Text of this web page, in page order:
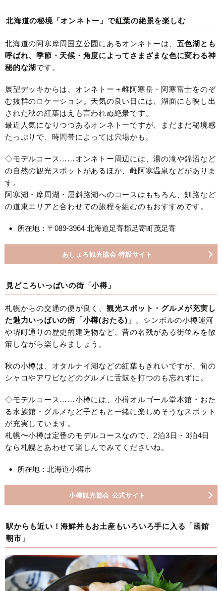
北海道の秘境「オンネトー」で紅葉の絶景を楽しむ
北海道の阿寒摩周国立公園にあるオンネトーは、 五色湖とも
呼ばれ、季節・天候・角度によってさまざまな色に変わる神
秘的な湖 です。
展望デッキからは、オンネトー＋雌阿寒岳・阿寒富士をのぞ
む抜群のロケーション。天気の良い日には、湖面にも映し出
された秋の紅葉はえも言われぬ絶景です。
最近人気になりつつあるオンネトーですが、まだまだ秘境感
たっぷりで、時間帯によっては穴場かも。
◇モデルコース……オンネトー周辺には、湯の滝や錦沼など
の自然の観光スポットがあるほか、雌阿寒温泉などがありま
す。
阿寒湖・摩周湖・屈斜路湖へのコースはもちろん、釧路など
の道東エリアと合わせての旅程を組むのもおすすめです。
所在地：〒089-3964 北海道足寄郡足寄町茂足寄
あしょろ観光協会 特設サイト
見どころいっぱいの街「小樽」
札幌からの交通の便が良く、 観光スポット・グルメが充実し
た魅力いっぱいの街「小樽(おたる)」
。シンボルの小樽運河
や堺町通りの歴史的建造物など、昔の名残がある街並みを散
策しながら楽しみましょう。
秋の小樽は、オタルナイ湖などの紅葉もきれいですが、旬の
シャコやアワビなどのグルメに舌鼓を打つのも忘れずに。
◇モデルコース……小樽には、小樽オルゴール堂本館・おた
る水族館・グルメなど子どもと一緒に楽しめそうなスポット
が充実しています。
札幌〜小樽は定番のモデルコースなので、2泊3日・3泊4日
なら札幌とあわせて楽しんでみてくださいね。
所在地：北海道小樽市
小樽観光協会 公式サイト
駅からも近い！海鮮丼もお土産もいろいろ手に入る「函館
朝市」